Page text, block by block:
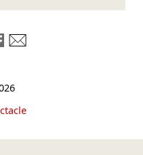
LinkedIn
sur Mastodon
sur Bluesky
Partager sur Facebook